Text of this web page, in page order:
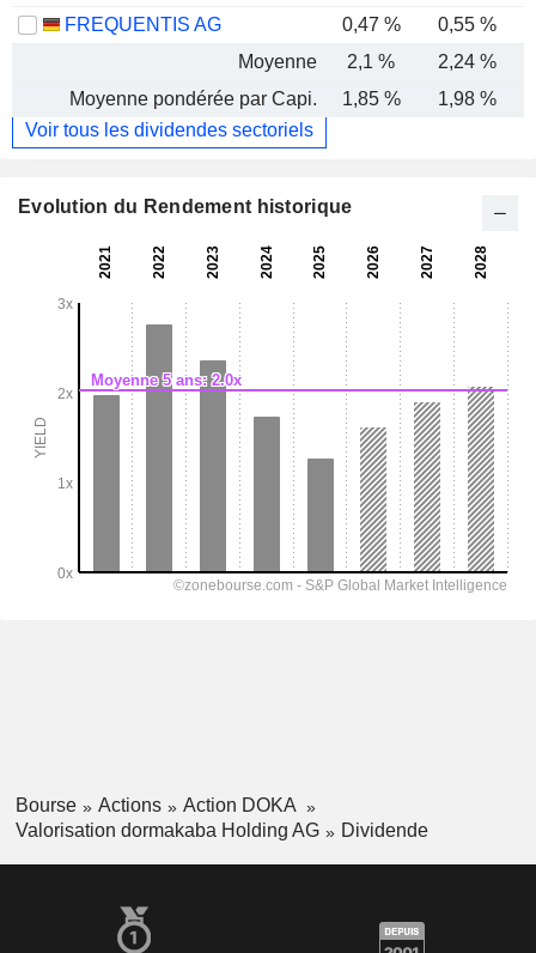
FREQUENTIS AG
0,47 % 0,55 %
Moyenne
2,1 % 2,24 %
Moyenne pondérée par Capi.
1,85 % 1,98 %
Voir tous les dividendes sectoriels
Evolution du Rendement historique
Bourse Actions
Action DOKA
Valorisation dormakaba Holding AG
Dividende